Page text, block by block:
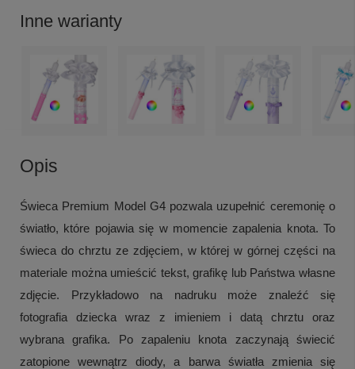
Inne warianty
Opis
Świeca Premium Model G4 pozwala uzupełnić ceremonię o
światło, które pojawia się w momencie zapalenia knota. To
świeca do chrztu ze zdjęciem, w której w górnej części na
materiale można umieścić tekst, grafikę lub Państwa własne
zdjęcie. Przykładowo na nadruku może znaleźć się
fotografia dziecka wraz z imieniem i datą chrztu oraz
wybrana grafika. Po zapaleniu knota zaczynają świecić
zatopione wewnątrz diody, a barwa światła zmienia się